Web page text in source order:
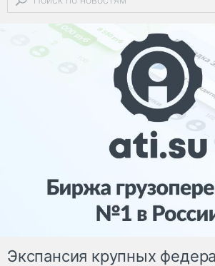
Экспансия крупных